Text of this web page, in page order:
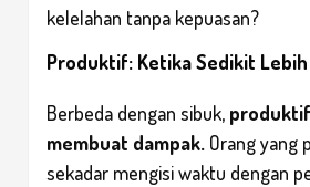
kelelahan tanpa kepuasan?
Produktif: Ketika Sedikit
Berbeda dengan sibuk,
membuat dampak. Orang yang
sekadar mengisi waktu dengan